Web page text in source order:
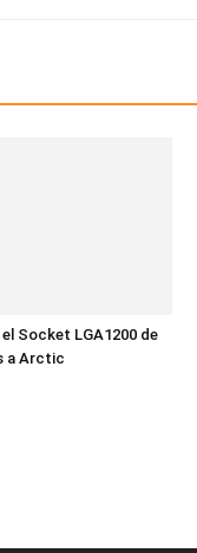
Socket LGA1200 de
a Arctic